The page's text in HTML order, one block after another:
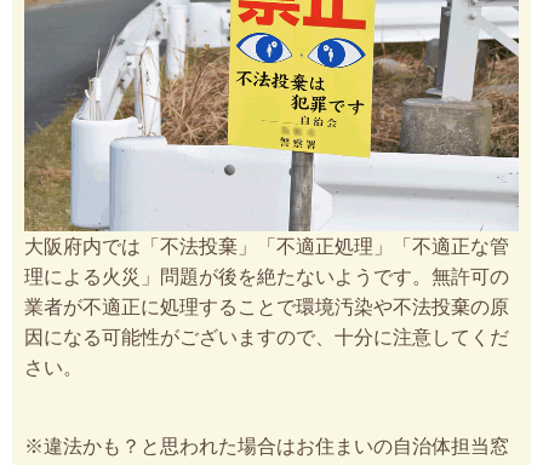
大阪府内では「不法投棄」「不適正処理」「不適正な管
理による火災」問題が後を絶たないようです。無許可の
業者が不適正に処理することで環境汚染や不法投棄の原
因になる可能性がございますので、十分に注意してくだ
さい。
※違法かも？と思われた場合はお住まいの自治体担当窓